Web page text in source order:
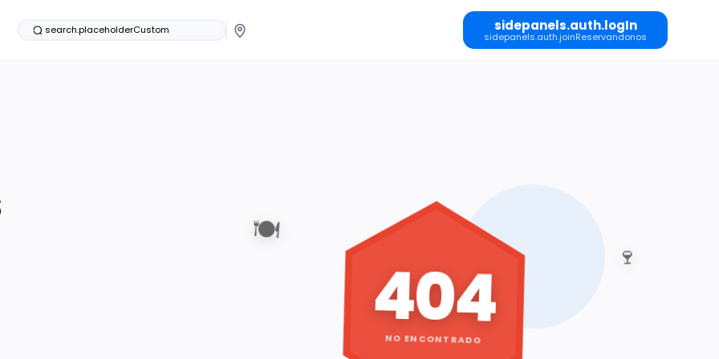
search.placeholderCustom sidepanels.auth.logIn
sidepanels.auth.joinReservandonos
🍽️
🍷
404
NO ENCONTRADO